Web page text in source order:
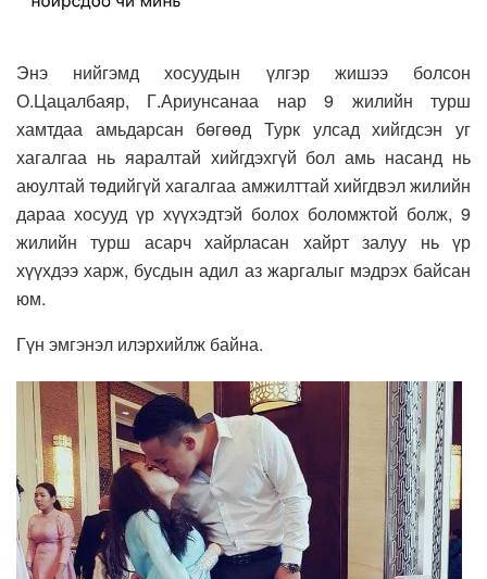
Энэ нийгэмд хосуудын үлгэр жишээ болсон
О.Цацалбаяр, Г.Ариунсанаа нар 9 жилийн турш
хамтдаа амьдарсан бөгөөд Турк улсад хийгдсэн уг
хагалгаа нь яаралтай хийгдэхгүй бол амь насанд нь
аюултай төдийгүй хагалгаа амжилттай хийгдвэл жилийн
дараа хосууд үр хүүхэдтэй болох боломжтой болж, 9
жилийн турш асарч хайрласан хайрт залуу нь үр
хүүхдээ харж, бусдын адил аз жаргалыг мэдрэх байсан
юм.
Гүн эмгэнэл илэрхийлж байна.